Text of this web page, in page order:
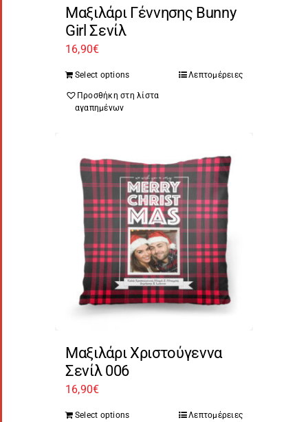
Μαξιλάρι Γέννησης Bunny
Girl Σενίλ
16,90€
Select options Λεπτομέρειες
Προσθήκη στη λίστα
αγαπημένων
Μαξιλάρι Χριστούγεννα
Σενίλ 006
16,90€
Select options Λεπτομέρειες